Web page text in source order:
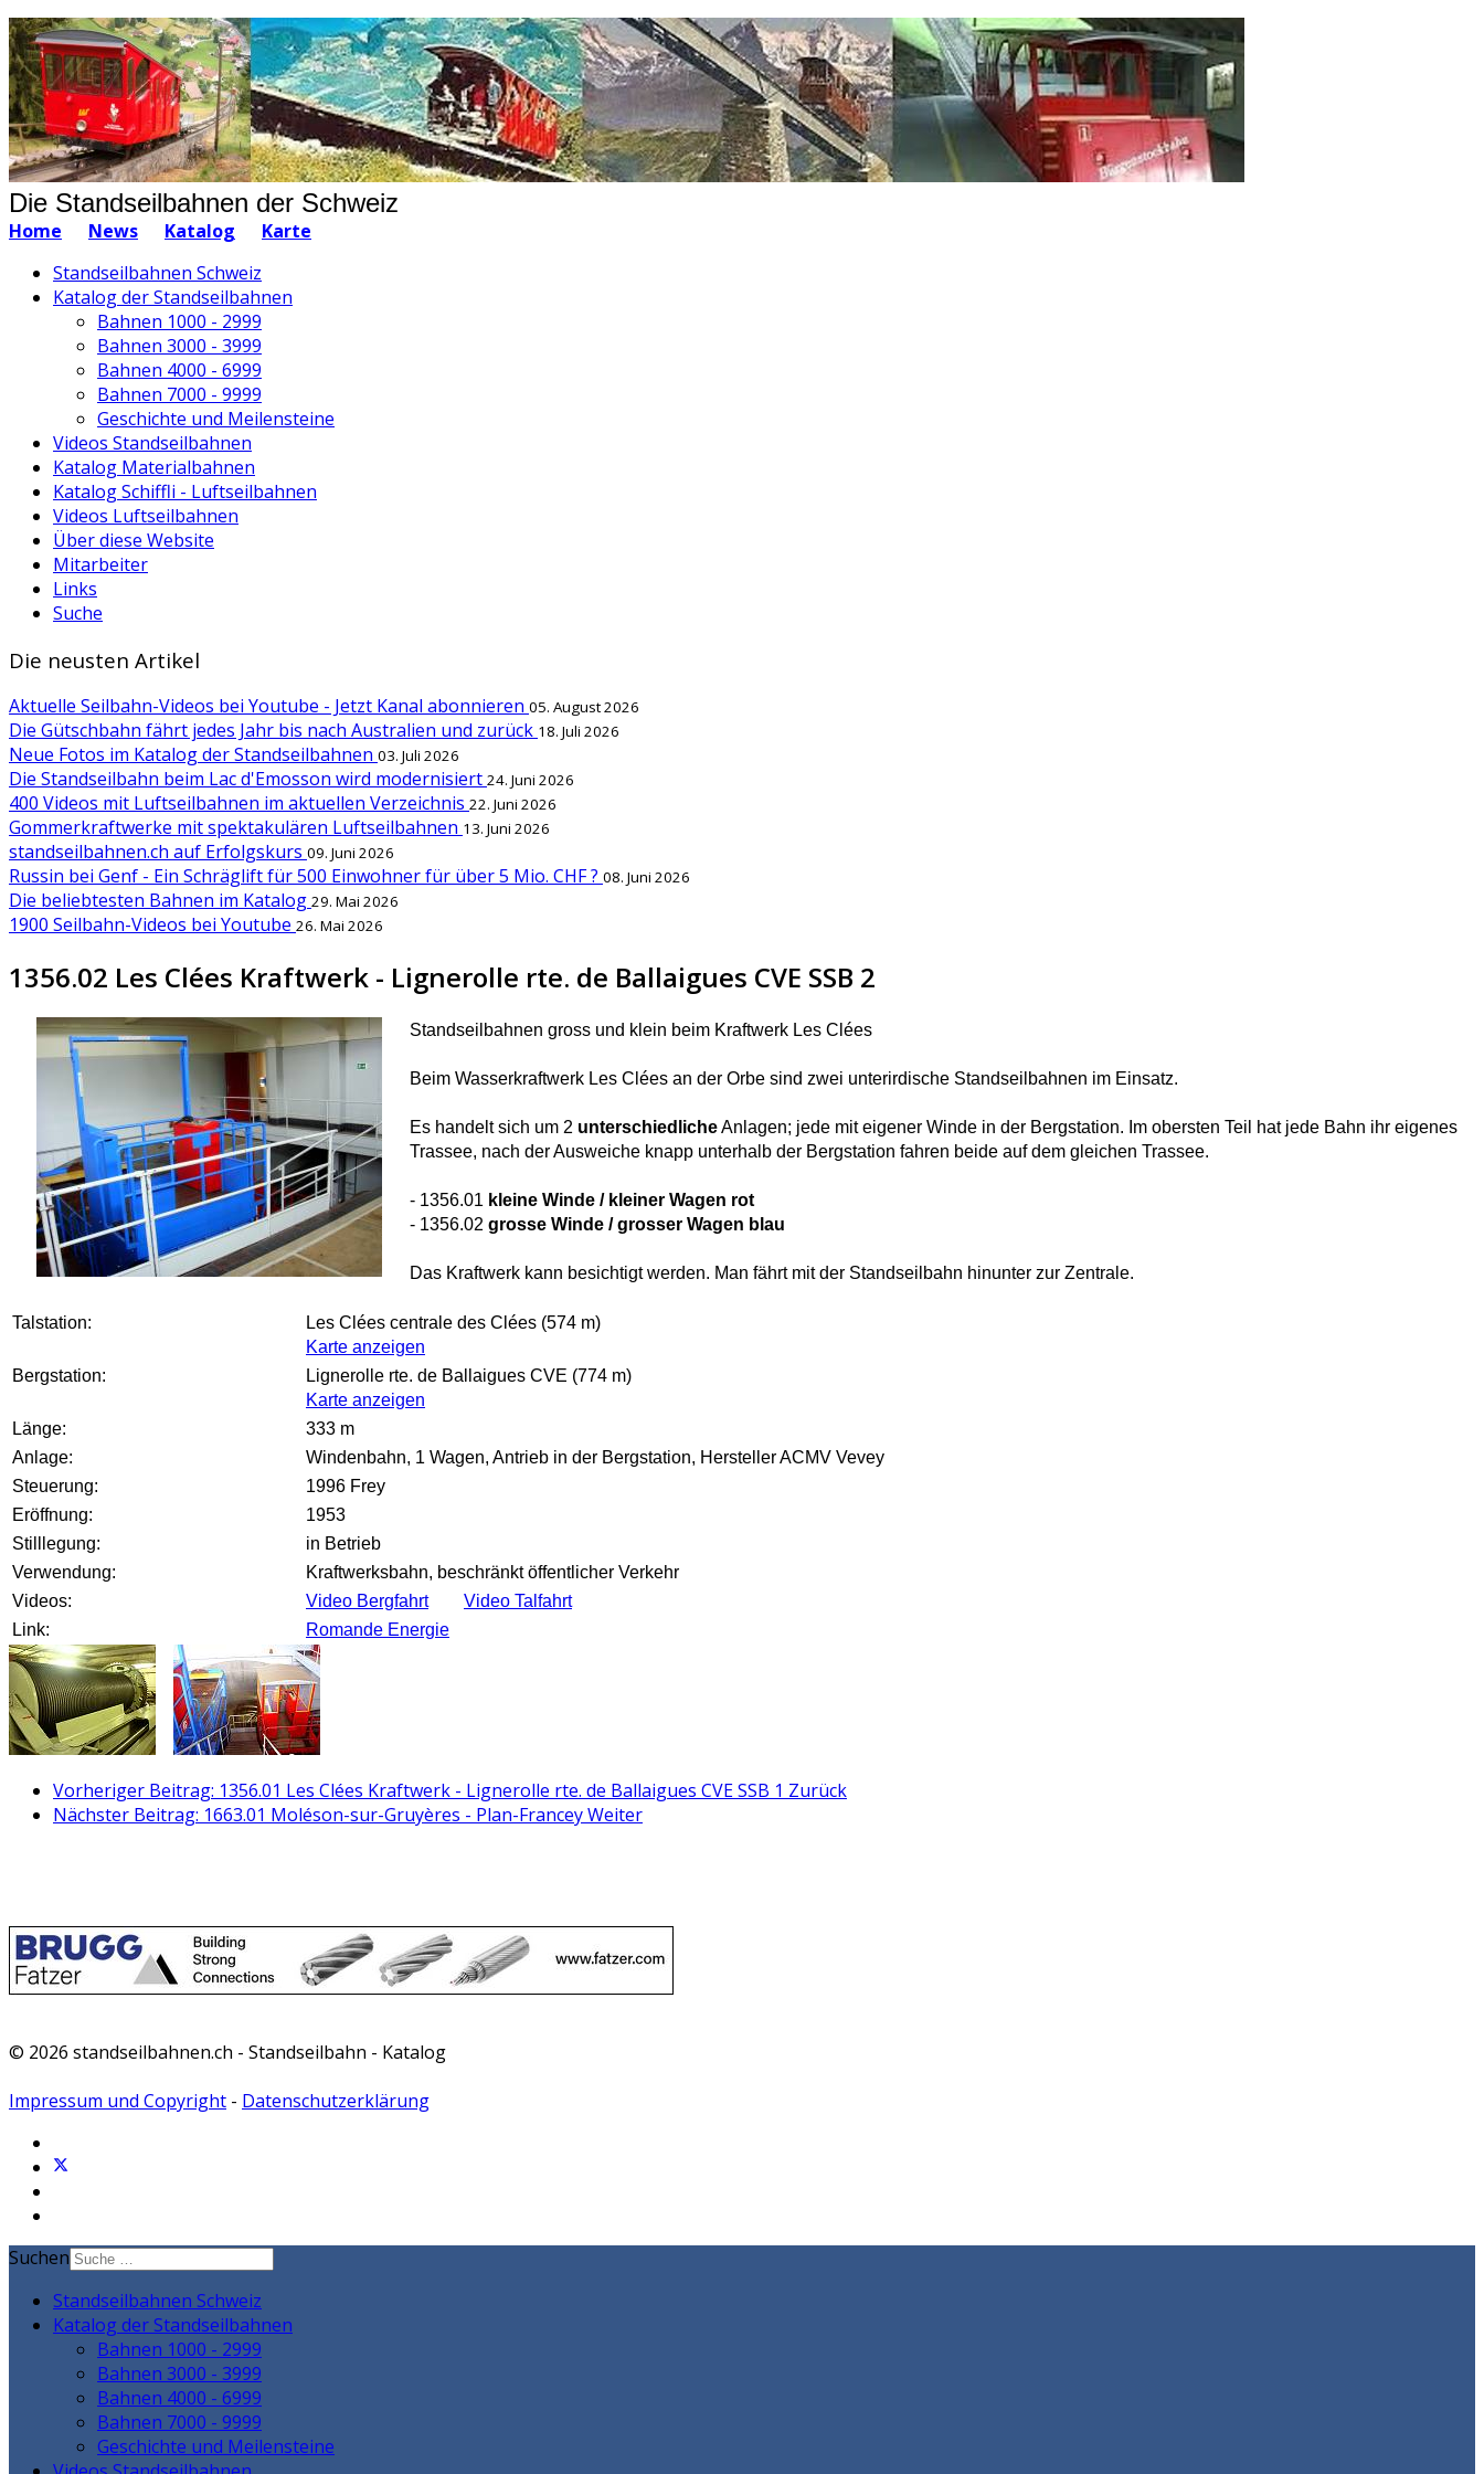
Die Standseilbahnen der Schweiz
Home News Katalog
Karte
Standseilbahnen Schweiz
Katalog der Standseilbahnen
Bahnen 1000 - 2999
Bahnen 3000 - 3999
Bahnen 4000 - 6999
Bahnen 7000 - 9999
Geschichte und Meilensteine
Videos Standseilbahnen
Katalog Materialbahnen
Katalog Schiffli - Luftseilbahnen
Videos Luftseilbahnen
Über diese Website
Mitarbeiter
Links
Suche
Die neusten Artikel
Aktuelle Seilbahn-Videos bei Youtube - Jetzt Kanal abonnieren 05. August 2026
Die Gütschbahn fährt jedes Jahr bis nach Australien und zurück 18. Juli 2026
Neue Fotos im Katalog der Standseilbahnen 03. Juli 2026
Die Standseilbahn beim Lac d'Emosson wird modernisiert 24. Juni 2026
400 Videos mit Luftseilbahnen im aktuellen Verzeichnis 22. Juni 2026
Gommerkraftwerke mit spektakulären Luftseilbahnen 13. Juni 2026
standseilbahnen.ch auf Erfolgskurs 09. Juni 2026
Russin bei Genf - Ein Schräglift für 500 Einwohner für über 5 Mio. CHF ? 08. Juni 2026
Die beliebtesten Bahnen im Katalog 29. Mai 2026
1900 Seilbahn-Videos bei Youtube 26. Mai 2026
1356.02 Les Clées Kraftwerk - Lignerolle rte. de Ballaigues CVE SSB 2
Standseilbahnen gross und klein beim Kraftwerk Les Clées
Beim Wasserkraftwerk Les Clées an der Orbe sind zwei unterirdische Standseilbahnen im Einsatz.
Es handelt sich um 2 unterschiedlicheAnlagen; jede mit eigener Winde in der Bergstation. Im obersten Teil hat jede Bahn ihr eigenes
Trassee, nach der Ausweiche knapp unterhalb der Bergstation fahren beide auf dem gleichen Trassee.
- 1356.01 kleine Winde / kleiner Wagen rot
- 1356.02 grosse Winde / grosser Wagen blau
Das Kraftwerk kann besichtigt werden. Man fährt mit der Standseilbahn hinunter zur Zentrale.
Talstation:
Les Clées centrale des Clées (574 m)
Karte anzeigen
Bergstation:
Lignerolle rte. de Ballaigues CVE (774 m)
Karte anzeigen
Länge:
333 m
Anlage:
Windenbahn, 1 Wagen, Antrieb in der Bergstation, Hersteller ACMV Vevey
Steuerung:
1996 Frey
Eröffnung:
1953
Stilllegung:
in Betrieb
Verwendung:
Kraftwerksbahn, beschränkt öffentlicher Verkehr
Videos:
Video Bergfahrt
Video Talfahrt
Link:
Romande Energie
Vorheriger Beitrag: 1356.01 Les Clées Kraftwerk - Lignerolle rte. de Ballaigues CVE SSB 1 Zurück
Nächster Beitrag: 1663.01 Moléson-sur-Gruyères - Plan-FranceyWeiter
© 2026 standseilbahnen.ch - Standseilbahn - Katalog
Impressum und Copyright - Datenschutzerklärung
Suchen
Standseilbahnen Schweiz
Katalog der Standseilbahnen
Bahnen 1000 - 2999
Bahnen 3000 - 3999
Bahnen 4000 - 6999
Bahnen 7000 - 9999
Geschichte und Meilensteine